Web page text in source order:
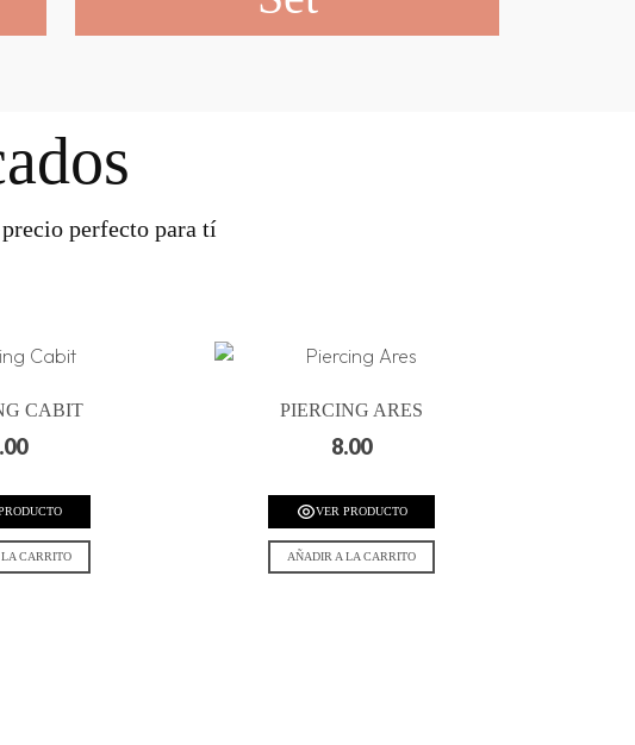
perfecto para tí
CABIT
CARRITO
PIERCING ARES
8.00
VER PRODUCTO
AÑADIR A LA CARRITO